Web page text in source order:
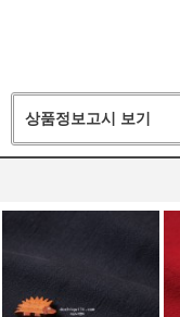
상품정보고시 보기